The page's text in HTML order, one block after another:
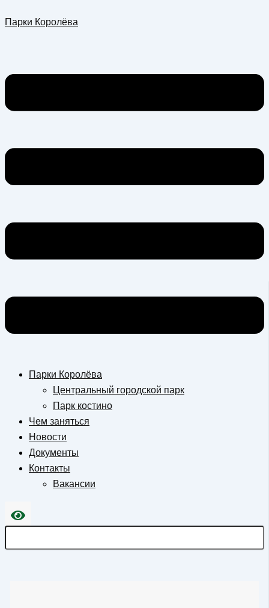
к
Парки Королёва
Парки Королёва
Центральный городской парк
Парк костино
Чем заняться
Новости
Документы
Контакты
Вакансии